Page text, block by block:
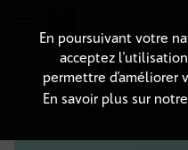
DÉTAILS
En poursuivant votre
acceptez
permettre d’améliorer
En savoir plus sur